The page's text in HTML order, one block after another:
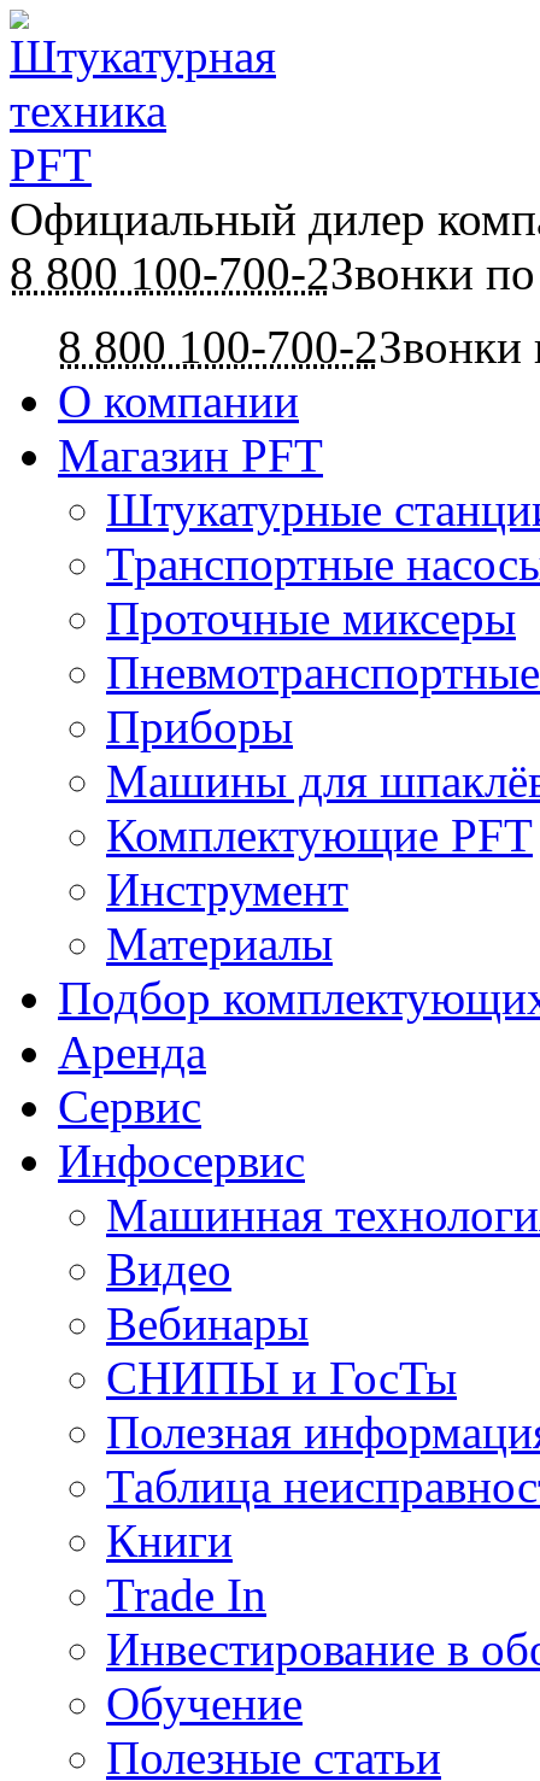
Официальный дилер
8 800 100-700-2Звонки
8 800 100-700-2Звонки
О компании
Магазин PFT
Штукатурные
Транспортные
Проточные миксеры
Приборы
Машины для
Комплектующие PFT
Инструмент
Материалы
Подбор
Аренда
Сервис
Инфосервис
Машинная
Видео
Вебинары
СНИПЫ и ГосТы
Полезная
Таблица
Книги
Trade In
Инвестирование в
Обучение
Полезные статьи